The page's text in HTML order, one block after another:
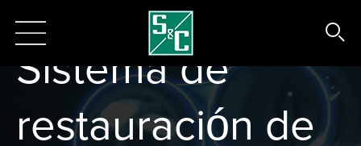
Sistema de
restauración de